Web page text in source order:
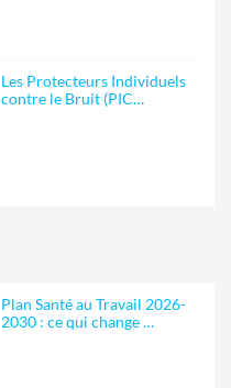
Les Protecteurs Individuels
contre le Bruit (PIC…
Plan Santé au Travail 2026-
2030 : ce qui change …